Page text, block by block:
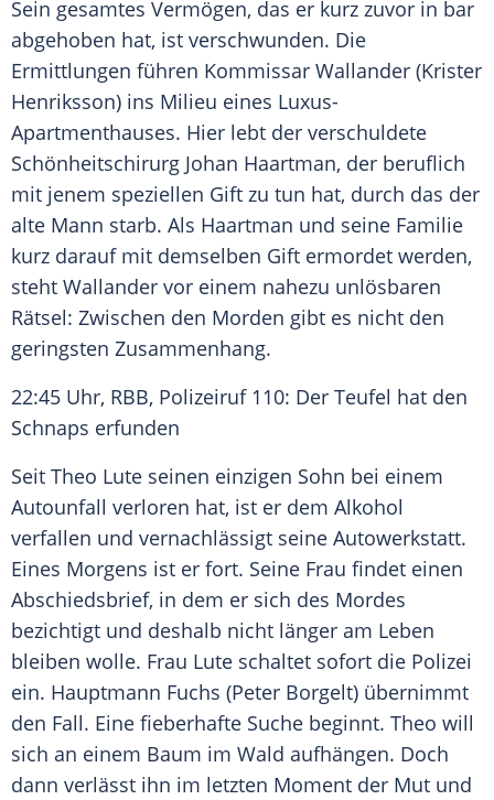
Sein gesamtes Vermögen, das er kurz zuvor in bar
abgehoben hat, ist verschwunden. Die
Ermittlungen führen Kommissar Wallander (Krister
Henriksson) ins Milieu eines Luxus-
Apartmenthauses. Hier lebt der verschuldete
Schönheitschirurg Johan Haartman, der beruflich
mit jenem speziellen Gift zu tun hat, durch das der
alte Mann starb. Als Haartman und seine Familie
kurz darauf mit demselben Gift ermordet werden,
steht Wallander vor einem nahezu unlösbaren
Rätsel: Zwischen den Morden gibt es nicht den
geringsten Zusammenhang.
22:45 Uhr, RBB, Polizeiruf110: Der Teufel hat den
Schnaps erfunden
Seit Theo Lute seinen einzigen Sohn bei einem
Autounfall verloren hat, ist er dem Alkohol
verfallen und vernachlässigt seine Autowerkstatt.
Eines Morgens ist er fort. Seine Frau findet einen
Abschiedsbrief, in dem er sich des Mordes
bezichtigt und deshalb nicht länger am Leben
bleiben wolle. Frau Lute schaltet sofort die Polizei
ein. Hauptmann Fuchs (Peter Borgelt) übernimmt
den Fall. Eine fieberhafte Suche beginnt. Theo will
sich an einem Baum im Wald aufhängen. Doch
dann verlässt ihn im letzten Moment der Mut und